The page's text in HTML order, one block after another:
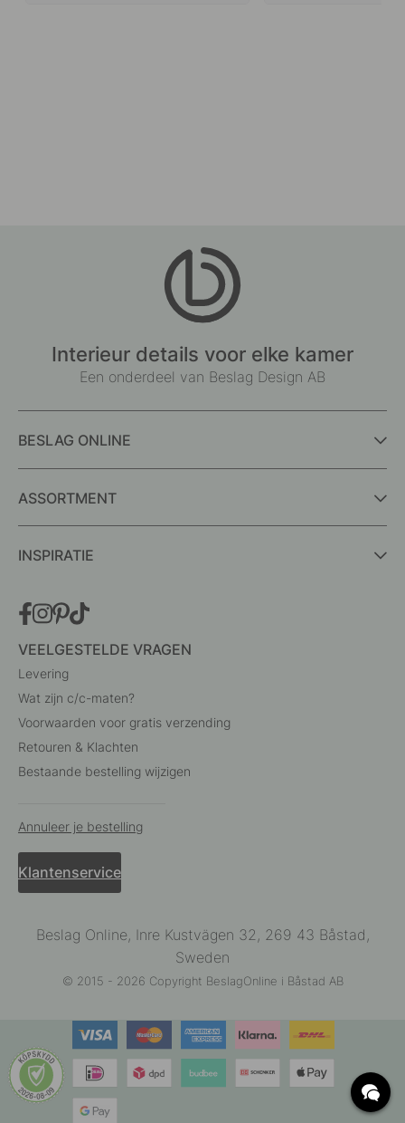
Interieur details voor elke kamer
Een onderdeel van Beslag Design AB
BESLAG ONLINE
ASSORTMENT
INSPIRATIE
VEELGESTELDE VRAGEN
Levering
Wat zijn c/c-maten?
Voorwaarden voor gratis verzending
Retouren & Klachten
Bestaande bestelling wijzigen
Annuleer je bestelling
Klantenservice
Beslag Online, Inre Kustvägen 32, 269 43 Båstad,
Sweden
© 2015 - 2026 Copyright BeslagOnline i Båstad AB